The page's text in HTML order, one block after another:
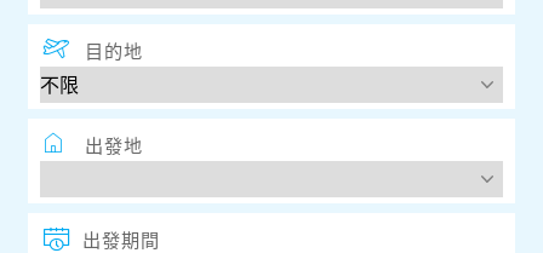
目的地
出發地
出發期間